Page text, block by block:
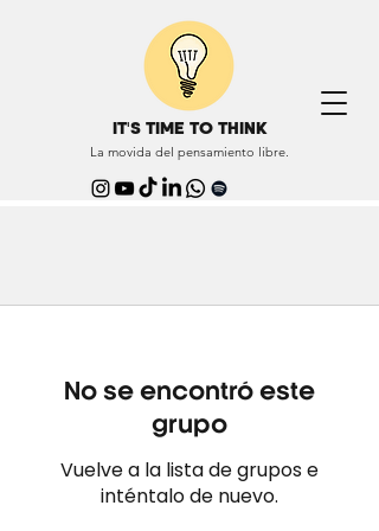
IT'S TIME TO THINK
La movida del pensamiento libre.
No se encontró este
grupo
Vuelve a la lista de grupos e
inténtalo de nuevo.